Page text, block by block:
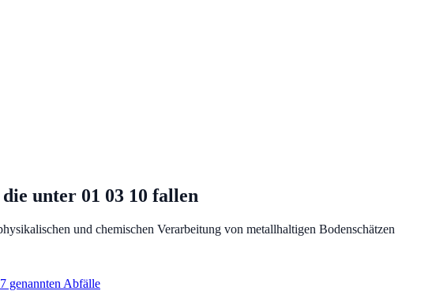
unter 01 03 10 fallen
und chemischen Verarbeitung von metallhaltigen Bodenschätzen
genannten Abfälle